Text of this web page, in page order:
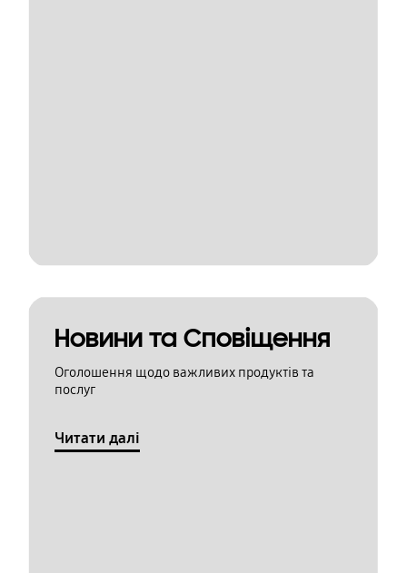
Новини та Сповіщення
Оголошення щодо важливих продуктів та
послуг
Читати далі